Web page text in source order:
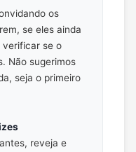
os
se eles ainda
verificar se o
Não sugerimos
seja o primeiro
reveja e